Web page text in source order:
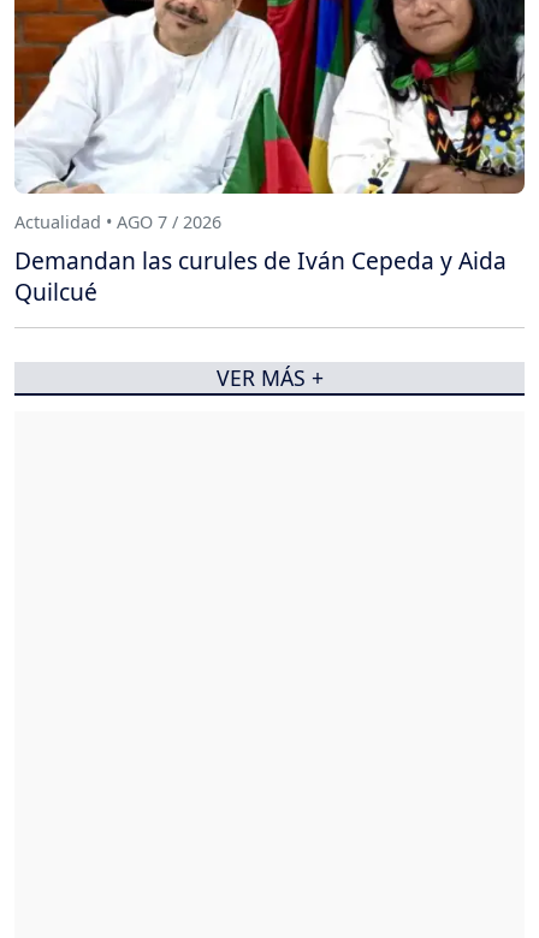
Actualidad • AGO 7 / 2026
Demandan las curules de Iván Cepeda y Aida
Quilcué
VER MÁS +